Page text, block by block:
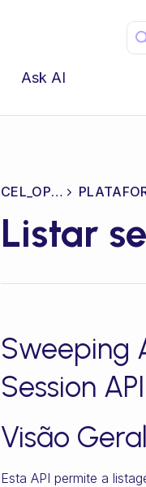
Ask AI
CEL_OPEN
Listar
Sweeping
Session API
Visão Geral
Esta API permite a